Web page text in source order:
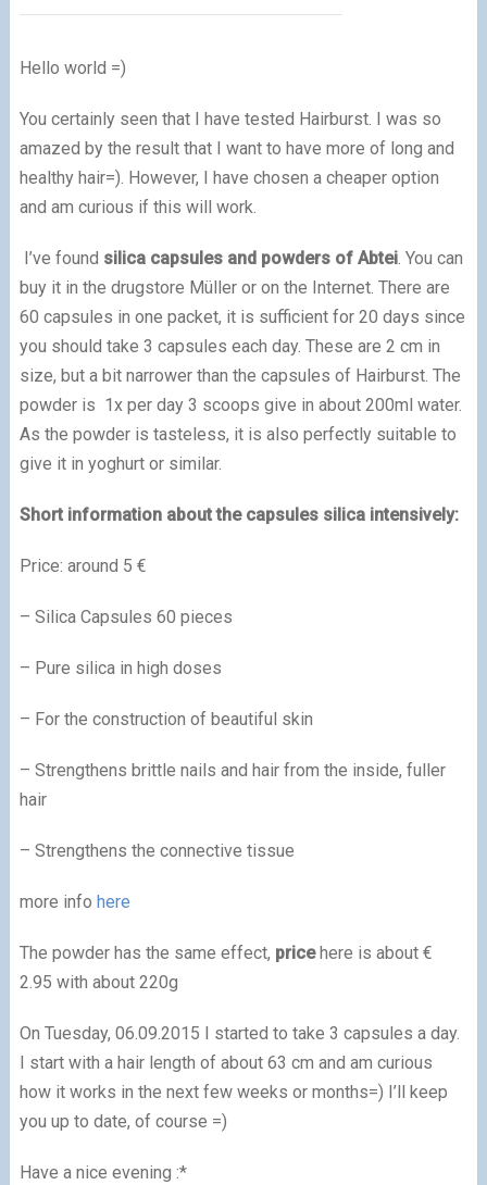
Hello world =)
You certainly seen that I have tested Hairburst.
I was so
amazed by the result that I want to have more of long and
healthy hair=). However, I have chosen a cheaper option
and am curious if this will work.
I’ve found silica capsules and powders of Abtei. You can
buy itin the drugstore Müller or on the Internet. There are
60 capsules in one packet, it is sufficient for 20 days since
you should take 3 capsules each day. These are 2 cm in
size, but a bit narrower than the capsules of Hairburst. The
powder is 1x per day 3 scoops give in about 200ml water.
As the powder is tasteless, it is also perfectly suitable to
give it in yoghurt or similar.
Short information about the capsules silica intensively:
Price: around 5 €
– Silica Capsules 60 pieces
– Pure silica in high doses
– For the construction of beautiful skin
– Strengthens brittle nails and hair from the inside, fuller
hair
– Strengthens the connective tissue
more info here
The powder has the same effect, pricehere is about €
2.95 with about 220g
On Tuesday, 06.09.2015 I started to take 3 capsules a day.
I start with a hair length of about 63 cm and am curious
how it works in the next few weeks or months=) I’ll keep
you up to date, of course =)
Have a nice evening :*